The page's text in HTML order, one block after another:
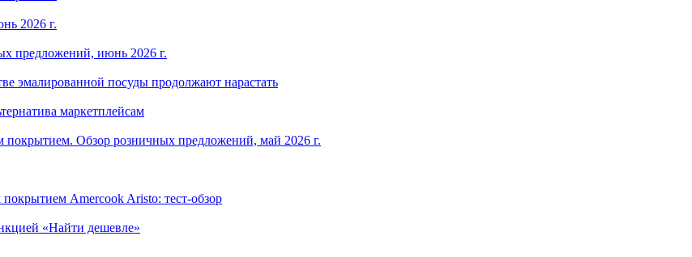
2026 г.
предложений, июнь 2026 г.
эмалированной посуды продолжают нарастать
маркетплейсам
Обзор розничных предложений, май 2026 г.
Amercook Aristo: тест-обзор
«Найти дешевле»